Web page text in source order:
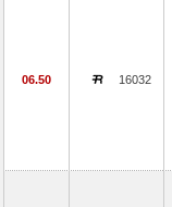
06.50 16032